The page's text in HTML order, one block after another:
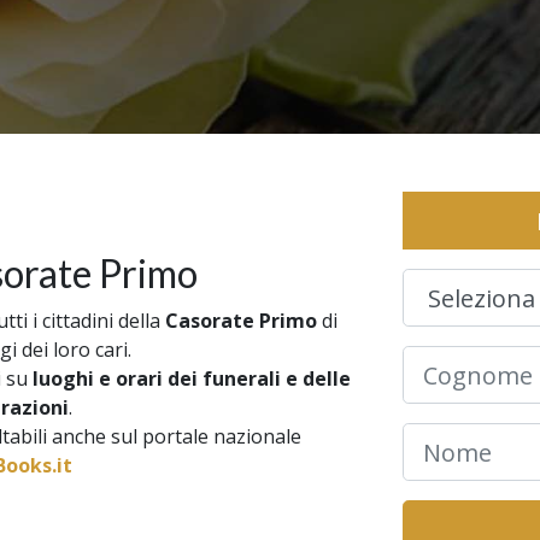
Primo
i cittadini della Casorate Primodi
dei loro cari.
luoghi e orari dei funerali e delle
.
anche sul portale nazionale